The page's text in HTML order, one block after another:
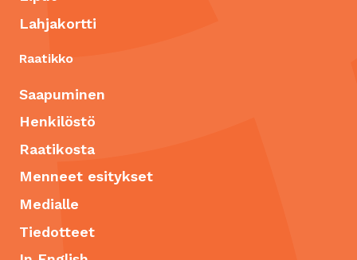
Lahjakortti
Raatikko
Saapuminen
Henkilöstö
Raatikosta
Menneet esitykset
Medialle
Tiedotteet